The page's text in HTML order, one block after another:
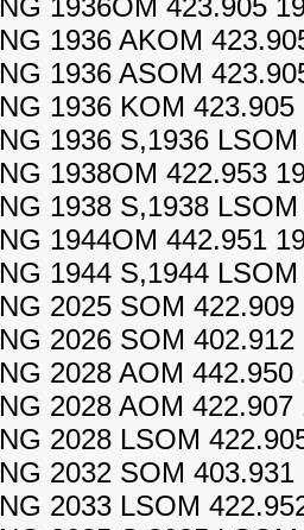
NG 1936OM 423.905
NG 1936 AKOM
NG 1936 ASOM
NG 1936 KOM
NG 1936 S,1936
NG 1938OM 422.953
NG 1938 S,1938
NG 1944OM 442.951
NG 1944 S,1944
NG 2025 SOM
NG 2026 SOM
NG 2028 AOM
NG 2028 AOM
NG 2028 LSOM
NG 2032 SOM
NG 2033 LSOM